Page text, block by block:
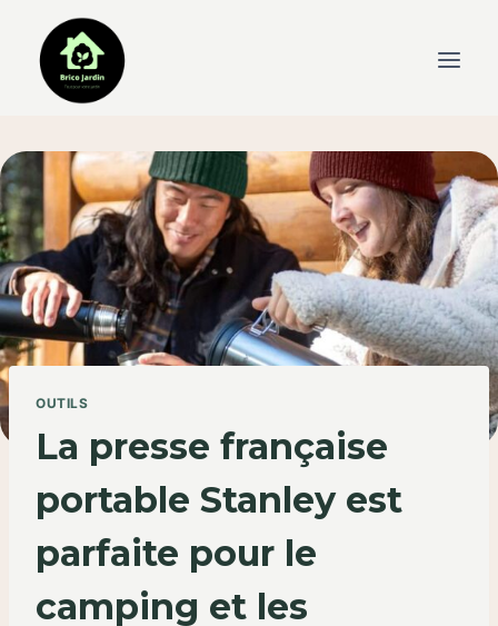
content
OUTILS
La presse française
portable Stanley est
parfaite pour le
camping et les